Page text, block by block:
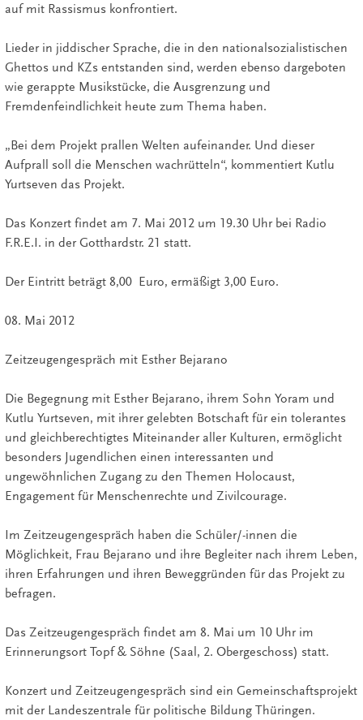
auf mit Rassismus konfrontiert.
Lieder in jiddischer Sprache, die in den nationalsozialistischen
Ghettos und KZs entstanden sind, werden ebenso dargeboten
wie gerappte Musikstücke, die Ausgrenzung und
Fremdenfeindlichkeit heute zum Thema haben.
„Bei dem Projekt prallen Welten aufeinander. Und dieser
Aufprall soll die Menschen wachrütteln“, kommentiert Kutlu
Yurtseven das Projekt.
Das Konzert findet am 7. Mai 2012 um 19.30 Uhr bei Radio
F.R.E.I. in der Gotthardstr. 21 statt.
Der Eintritt beträgt 8,00 Euro, ermäßigt 3,00 Euro.
08. Mai 2012
Zeitzeugengespräch mit Esther Bejarano
Die Begegnung mit Esther Bejarano, ihrem Sohn Yoram und
Kutlu Yurtseven, mit ihrer gelebten Botschaft für ein tolerantes
und gleichberechtigtes Miteinander aller Kulturen, ermöglicht
besonders Jugendlichen einen interessanten und
ungewöhnlichen Zugang zu den Themen Holocaust,
Engagement für Menschenrechte und Zivilcourage.
Im Zeitzeugengespräch haben die Schüler/-innen die
Möglichkeit, Frau Bejarano und ihre Begleiter nach ihrem Leben,
ihren Erfahrungen und ihren Beweggründen für das Projekt zu
befragen.
Das Zeitzeugengespräch findet am 8. Mai um 10 Uhr im
Erinnerungsort Topf & Söhne (Saal, 2. Obergeschoss) statt.
Konzert und Zeitzeugengespräch sind ein Gemeinschaftsprojekt
mit der Landeszentrale für politische Bildung Thüringen.